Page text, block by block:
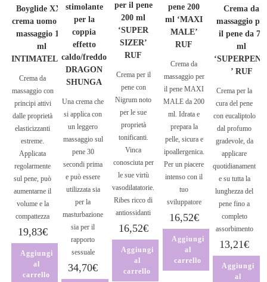
Boyglide XXL
crema uomo per
massaggio 100
ml
INTIMATELINE
Crema da
massaggio con
principi attivi
dalle proprietà
elasticizzanti
estreme.
Applicata
regolarmente
sul pene, può
aumentarne il
volume e la
compattezza
19,83€
Aggiungi
al
carrello
stimolante
per la
coppia
effetto
caldo/freddo
DRAGON
SHUNGA
Una crema che
si applica con
un leggero
massaggio sul
pene 30
secondi prima
e può essere
utilizzata sia
per la
masturbazione
sia per il
rapporto
sessuale
34,70€
per il pene
200 ml
‘SUPER
SIZER’
RUF
Crema per il
pene con
Nigrum noto
per le sue
proprietà
tonificanti.
Vinca
conosciuta per
le sue virtù
vasodilatatorie.
Ribes ricco di
antiossidanti
16,52€
Aggiungi
al
carrello
pene 200
ml ‘MAXI
MALE’
RUF
Crema da
massaggio per
il pene MAXI
MALE da 200
ml. Idrata e
prepara la
pelle, sicura e
ipoallergenica.
Per un piacere
intenso con il
tuo
sviluppatore
16,52€
Aggiungi
al
carrello
Crema da
massaggio per
il pene da 75
ml
’ RUF
Crema per la
cura del pene
con eucaliptolo
dal profumo
gradevole, da
applicare
quotidianament
e su tutta la
lunghezza del
pene fino a
completo
assorbimento
13,21€
Aggiungi
al